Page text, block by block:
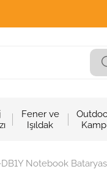
Fener ve
Işıldak
Kamp
Notebook